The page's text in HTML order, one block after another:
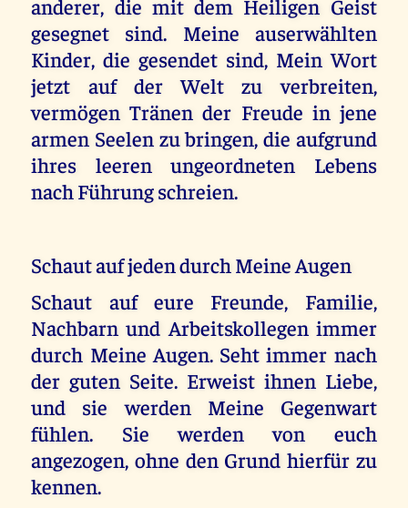
anderer, die mit dem Heiligen Geist
gesegnet sind. Meine auserwählten
Kinder, die gesendet sind, Mein Wort
jetzt auf der Welt zu verbreiten,
vermögen Tränen der Freude in jene
armen Seelen zu bringen, die aufgrund
ihres leeren ungeordneten Lebens
nach Führung schreien.
Schaut auf jeden durch Meine Augen
Schaut auf eure Freunde, Familie,
Nachbarn und Arbeitskollegen immer
durch Meine Augen. Seht immer nach
der guten Seite. Erweist ihnen Liebe,
und sie werden Meine Gegenwart
fühlen. Sie werden von euch
angezogen, ohne den Grund hierfür zu
kennen.